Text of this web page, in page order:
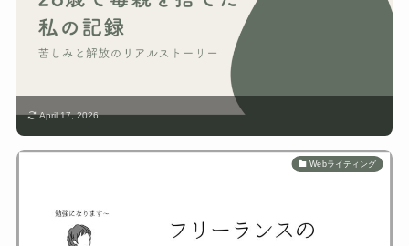
April 17, 2026
Webライティング